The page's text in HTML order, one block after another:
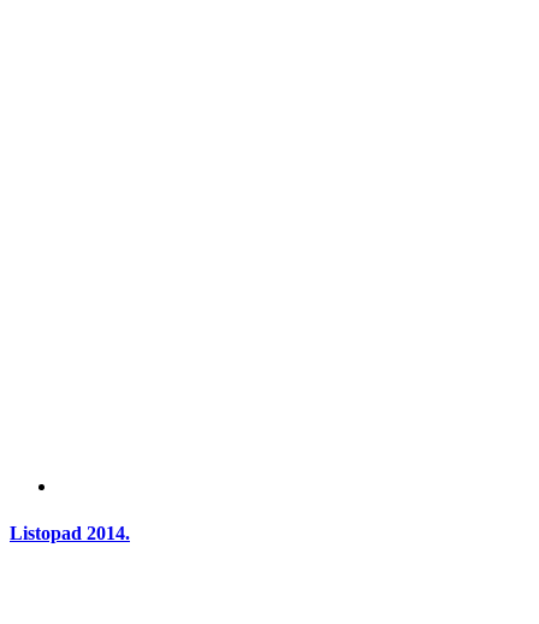
Listopad 2014.